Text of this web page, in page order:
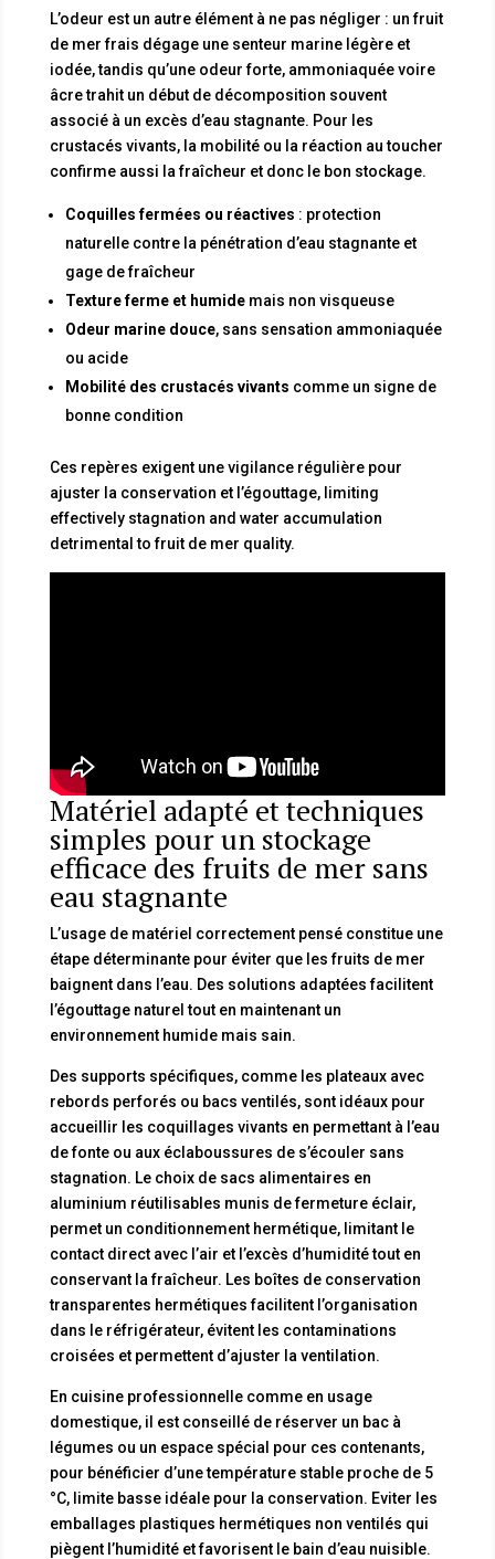
L’odeur est un autre élément à ne pas négliger : un fruit
de mer frais dégage une senteur marine légère et
iodée, tandis qu’une odeur forte, ammoniaquée voire
âcre trahit un début de décomposition souvent
associé à un excès d’eau stagnante. Pour les
crustacés vivants, la mobilité ou la réaction au toucher
confirme aussi la fraîcheur et donc le bon stockage.
Coquilles fermées ou réactives : protection
naturelle contre la pénétration d’eau stagnante et
gage de fraîcheur
Texture ferme et humidemais non visqueuse
Odeur marine douce, sans sensation ammoniaquée
ou acide
Mobilité des crustacés vivants comme un signe de
bonne condition
Ces repères exigent une vigilance régulière pour
ajuster la conservation et l’égouttage, limiting
effectively stagnation and water accumulation
detrimental to fruit de mer quality.
Matériel adapté et techniques
simples pour un stockage
efficace des fruits de mer sans
eau stagnante
L’usage de matériel correctement pensé constitue une
étape déterminante pour éviter que les fruits de mer
baignent dans l’eau. Des solutions adaptées facilitent
l’égouttage naturel tout en maintenant un
environnement humide mais sain.
Des supports spécifiques, comme les plateaux avec
rebords perforés ou bacs ventilés, sont idéaux pour
accueillir les coquillages vivants en permettant à l’eau
de fonte ou aux éclaboussures de s’écouler sans
stagnation. Le choix de sacs alimentaires en
aluminium réutilisables munis de fermeture éclair,
permet un conditionnement hermétique, limitant le
contact direct avec l’air et l’excès d’humidité tout en
conservant la fraîcheur. Les boîtes de conservation
transparentes hermétiques facilitent l’organisation
dans le réfrigérateur, évitent les contaminations
croisées et permettent d’ajuster la ventilation.
En cuisine professionnelle comme en usage
domestique, il est conseillé de réserver un bac à
légumes ou un espace spécial pour ces contenants,
pour bénéficier d’une température stable proche de 5
°C, limite basse idéale pour la conservation. Eviter les
emballages plastiques hermétiques non ventilés qui
piègent l’humidité et favorisent le bain d’eau nuisible.